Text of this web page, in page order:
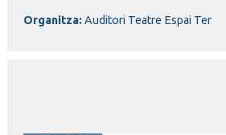
Organitza:Auditori Teatre Espai Ter